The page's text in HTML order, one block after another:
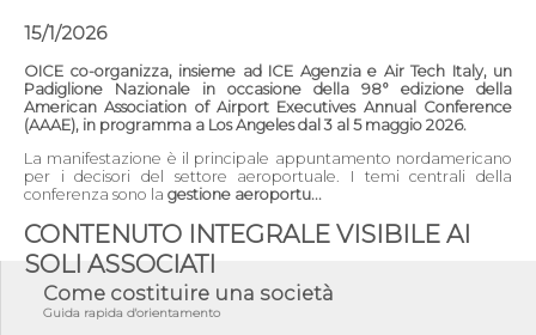
15/1/2026
OICE co-organizza, insieme ad ICE Agenzia e Air Tech Italy, un
Padiglione Nazionale in occasione della 98° edizione della
American Association of Airport Executives Annual Conference
(AAAE), in programma a Los Angeles dal 3 al 5 maggio 2026.
La manifestazione è il principale appuntamento nordamericano
per i decisori del settore aeroportuale. I temi centrali della
conferenza sono la gestione aeroportu...
CONTENUTO INTEGRALE VISIBILE AI
SOLI ASSOCIATI
Come costituire una società
Guida rapida d'orientamento